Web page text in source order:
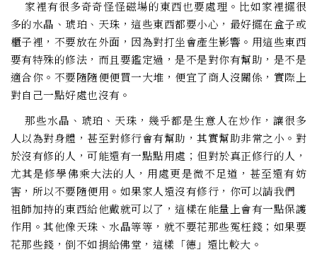
家裡有很多奇奇怪怪磁場的東西也要處理。比如家裡擺很
多的水晶、琥珀、天珠，這些東西都要小心，最好擺在盒子或
櫃子裡，不要放在外面，因為對打坐會產生影響。用這些東西
要有特殊的修法，而且要鑑定過，是不是對你有幫助，是不是
適合你。不要隨隨便便買一大堆，便宜了商人沒關係，實際上
對自己一點好處也沒有。
那些水晶、琥珀、天珠，幾乎都是生意人在炒作，讓很多
人以為對身體，甚至對修行會有幫助，其實幫助非常之小。對
於沒有修的人，可能還有一點點用處；但對於真正修行的人，
尤其是修學佛乘大法的人，用處更是微不足道，甚至還有妨
害，所以不要隨便用。如果家人還沒有修行，你可以請我們
祖師加持的東西給他戴就可以了，這樣在能量上會有一點保護
作用。其他像天珠、水晶等等，就不要花那些冤枉錢；如果要
花那些錢，倒不如捐給佛堂，這樣「德」還比較大。